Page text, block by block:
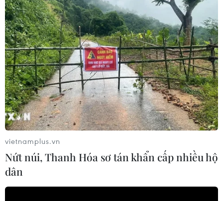
(TTXVN/Vietnam+)
vietnamplus.vn
Nứt núi, Thanh Hóa sơ tán khẩn cấp nhiều hộ
dân